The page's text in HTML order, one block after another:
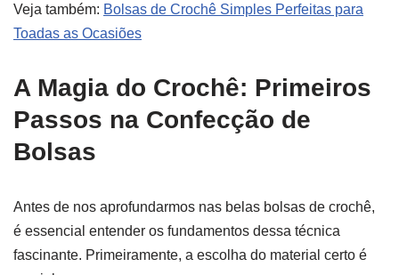
Veja também: Bolsas de Crochê Simples Perfeitas para
Toadas as Ocasiões
A Magia do Crochê: Primeiros
Passos na Confecção de
Bolsas
Antes de nos aprofundarmos nas belas bolsas de crochê,
é essencial entender os fundamentos dessa técnica
fascinante. Primeiramente, a escolha do material certo é